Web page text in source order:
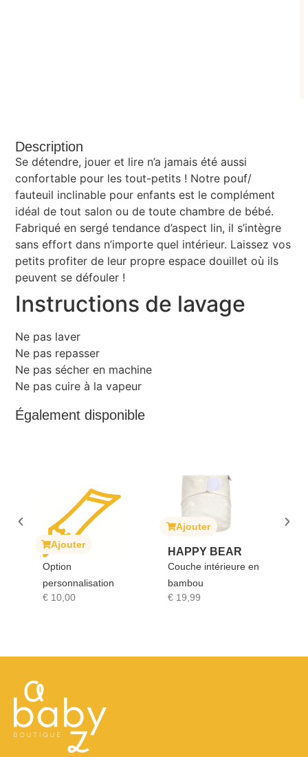
Description
Se détendre, jouer et lire n’a jamais été aussi
confortable pour les tout-petits ! Notre pouf/
fauteuil inclinable pour enfants est le complément
idéal de tout salon ou de toute chambre de bébé.
Fabriqué en sergé tendance d’aspect lin, il s’intègre
sans effort dans n’importe quel intérieur. Laissez vos
petits profiter de leur propre espace douillet où ils
peuvent se défouler !
Instructions de lavage
Ne pas laver
Ne pas repasser
Ne pas sécher en machine
Ne pas cuire à la vapeur
Également disponible
Ajouter
Option
personnalisation
€ 10,00
Ajouter
HAPPY BEAR
Couche intérieure en
bambou
€19,99